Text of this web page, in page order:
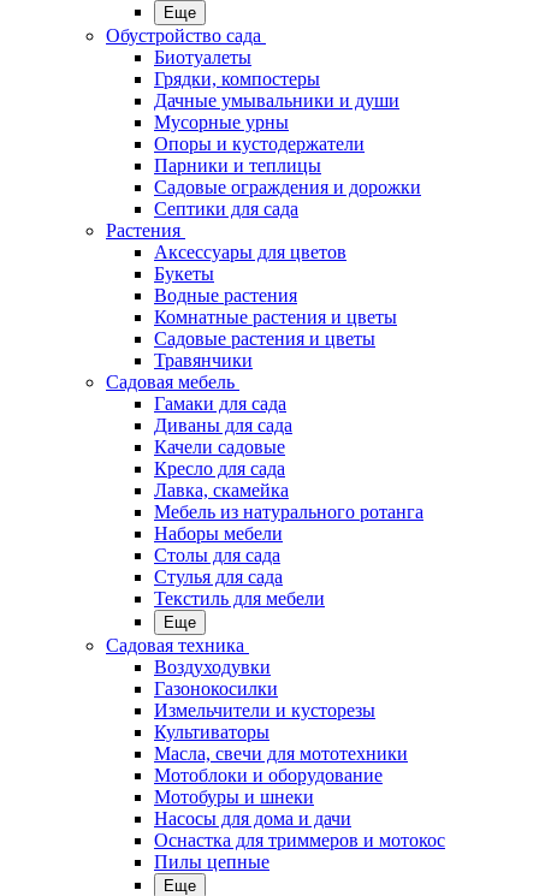
Еще
Обустройство сада
Биотуалеты
Грядки, компостеры
Дачные умывальники и души
Мусорные урны
Опоры и кустодержатели
Парники и теплицы
Садовые ограждения и дорожки
Септики для сада
Растения
Аксессуары для цветов
Букеты
Водные растения
Комнатные растения и цветы
Садовые растения и цветы
Травянчики
Садовая мебель
Гамаки для сада
Диваны для сада
Качели садовые
Кресло для сада
Лавка, скамейка
Мебель из натурального ротанга
Наборы мебели
Столы для сада
Стулья для сада
Текстиль для мебели
Еще
Садовая техника
Воздуходувки
Газонокосилки
Измельчители и кусторезы
Культиваторы
Масла, свечи для мототехники
Мотоблоки и оборудование
Мотобуры и шнеки
Насосы для дома и дачи
Оснастка для триммеров и мотокос
Пилы цепные
Еще